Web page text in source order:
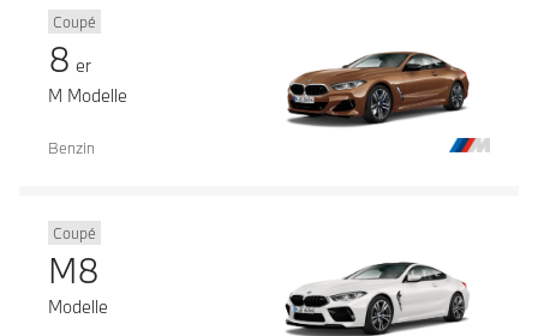
Coupé
8 er
M Modelle
Benzin
Coupé
M8
Modelle